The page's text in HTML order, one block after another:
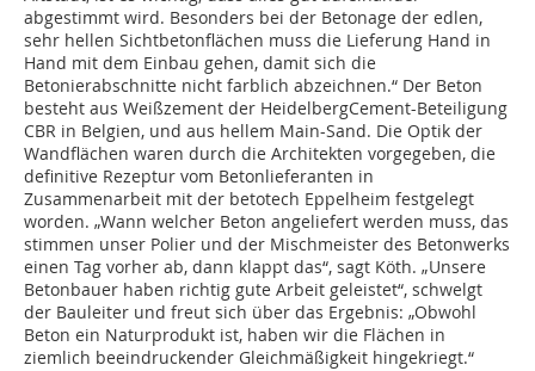
abgestimmt wird. Besonders bei der Betonage der edlen,
sehr hellen Sichtbetonflächen muss die Lieferung Hand in
Hand mit dem Einbau gehen, damit sich die
Betonierabschnitte nicht farblich abzeichnen.“ Der Beton
besteht aus Weißzement der HeidelbergCement-Beteiligung
CBR in Belgien, und aus hellem Main-Sand. Die Optik der
Wandflächen waren durch die Architekten vorgegeben, die
definitive Rezeptur vom Betonlieferanten in
Zusammenarbeit mit der betotech Eppelheim festgelegt
worden. „Wann welcher Beton angeliefert werden muss, das
stimmen unser Polier und der Mischmeister des Betonwerks
einen Tag vorher ab, dann klappt das“, sagt Köth. „Unsere
Betonbauer haben richtig gute Arbeit geleistet“, schwelgt
der Bauleiter und freut sich über das Ergebnis: „Obwohl
Beton ein Naturprodukt ist, haben wir die Flächen in
ziemlich beeindruckender Gleichmäßigkeit hingekriegt.“